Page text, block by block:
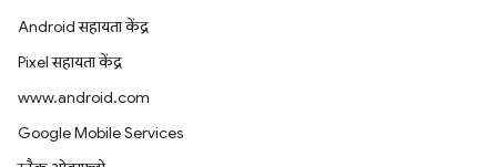
Android सहायता केंद्र
Pixel सहायता केंद्र
www.android.com
Google Mobile Services